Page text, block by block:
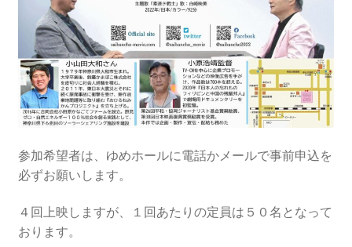
南海トラフ巨大地震でも原発は大丈夫と言う人々
2025.9.30 市民エネルギーと地域主権
2026.5.3 原発を止めた町
2026.5.15 原発をとめた人びと
他サイト
参加希望者は、ゆめホールに電話かメールで事前申込を
必ずお願いします。
４回上映しますが、１回あたりの定員は５０名となって
おります。